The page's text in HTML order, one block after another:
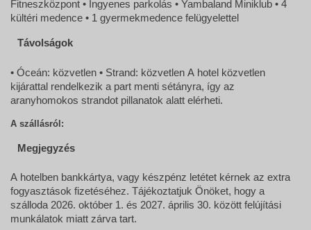
Fitneszközpont • Ingyenes parkolás • Yambaland Miniklub • 4
kültéri medence • 1 gyermekmedence felügyelettel
Távolságok
• Óceán: közvetlen • Strand: közvetlen A hotel közvetlen
kijárattal rendelkezik a part menti sétányra, így az
aranyhomokos strandot pillanatok alatt elérheti.
A szállásról:
Megjegyzés
A hotelben bankkártya, vagy készpénz letétet kérnek az extra
fogyasztások fizetéséhez. Tájékoztatjuk Önöket, hogy a
szálloda 2026. október 1. és 2027. április 30. között felújítási
munkálatok miatt zárva tart.